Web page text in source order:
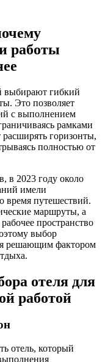
работы
выбирают гибкий
Это позволяет
с выполнением
рамками
горизонты,
полностью от
в 2023 году около
имели
время путешествий.
маршруты, а
пространство
выбор
решающим фактором
отеля для
работой
отель, который